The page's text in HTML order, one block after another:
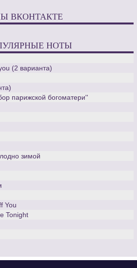
ВКОНТАКТЕ
НОТЫ
(2 варианта)
парижской богоматери''
зимой
You
Tonight